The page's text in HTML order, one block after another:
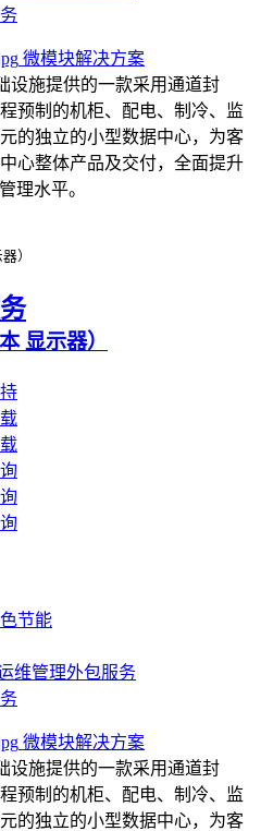
微模块解决方案
设施提供的一款采用通道封
预制的机柜、配电、制冷、监
的独立的小型数据中心，为客
心整体产品及交付，全面提升
理水平。
）
显示器）
节能
维管理外包服务
微模块解决方案
设施提供的一款采用通道封
预制的机柜、配电、制冷、监
的独立的小型数据中心，为客